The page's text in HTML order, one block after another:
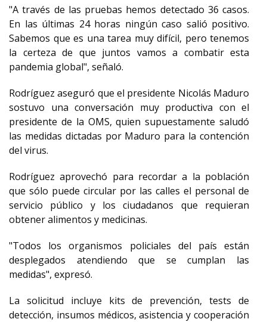
"A través de las pruebas hemos detectado 36 casos.
En las últimas 24 horas ningún caso salió positivo.
Sabemos que es una tarea muy difícil, pero tenemos
la certeza de que juntos vamos a combatir esta
pandemia global", señaló.
Rodríguez aseguró que el presidente Nicolás Maduro
sostuvo una conversación muy productiva con el
presidente de la OMS, quien supuestamente saludó
las medidas dictadas por Maduro para la contención
del virus.
Rodríguez aprovechó para recordar a la población
que sólo puede circular por las calles el personal de
servicio público y los ciudadanos que requieran
obtener alimentos y medicinas.
"Todos los organismos policiales del país están
desplegados atendiendo que se cumplan las
medidas", expresó.
La solicitud incluye kits de prevención, tests de
detección, insumos médicos, asistencia y cooperación